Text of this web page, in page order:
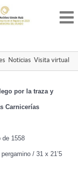
Noticias Visita virtual
por la traza y
Carnicerías
de 1558
/ 31 x 21’5